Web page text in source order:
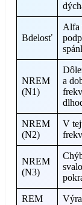
Bdelosť
Alfa
NREM
(N1)
a
NREM
(N2)
V
NREM
(N3)
REM